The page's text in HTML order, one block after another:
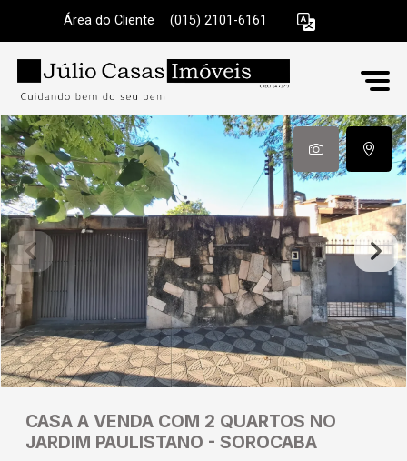
Área do Cliente (015) 2101-6161
CASA A VENDA COM 2 QUARTOS NO
JARDIM PAULISTANO - SOROCABA